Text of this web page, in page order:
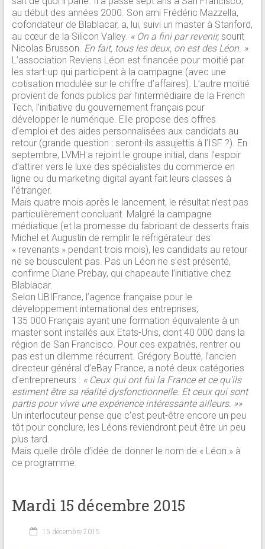
au début des années 2000. Son ami Frédéric Mazzella,
cofondateur de Blablacar, a, lui, suivi un master à Stanford,
au cœur de la Silicon Valley. « On a fini par revenir, sourit
Nicolas Brusson. En fait, tous les deux, on est des Léon. »
L’association Reviens Léon est financée pour moitié par
les start-up qui participent à la campagne (avec une
cotisation modulée sur le chiffre d’affaires). L’autre moitié
provient de fonds publics par l’intermédiaire de la French
Tech, l’initiative du gouvernement français pour
développer le numérique. Elle propose des offres
d’emploi et des aides personnalisées aux candidats au
retour (grande question : seront-ils assujettis à l’ISF ?). En
septembre, LVMH a rejoint le groupe initial, dans l’espoir
d’attirer vers le luxe des spécialistes du commerce en
ligne ou du marketing digital ayant fait leurs classes à
l’étranger.
Mais quatre mois après le lancement, le résultat n’est pas
particulièrement concluant. Malgré la campagne
médiatique (et la promesse du fabricant de desserts frais
Michel et Augustin de remplir le réfrigérateur des
« revenants » pendant trois mois), les candidats au retour
ne se bousculent pas. Pas un Léon ne s’est présenté,
confirme Diane Prebay, qui chapeaute l’initiative chez
Blablacar.
Selon UBIFrance, l’agence française pour le
développement international des entreprises,
135 000 Français ayant une formation équivalente à un
master sont installés aux Etats-Unis, dont 40 000 dans la
région de San Francisco. Pour ces expatriés, rentrer ou
pas est un dilemme récurrent. Grégory Boutté, l’ancien
directeur général d’eBay France, a noté deux catégories
d’entrepreneurs : « Ceux qui ont fui la France et ce qu’ils
estiment être sa réalité dysfonctionnelle. Et ceux qui sont
partis pour vivre une expérience intéressante ailleurs. »»
Un interlocuteur pense que c’est peut-être encore un peu
tôt pour conclure, les Léons reviendront peut être un peu
plus tard.
Mais quelle drôle d’idée de donner le nom de « Léon » à
ce programme.
Mardi 15 décembre 2015
15 décembre 2015